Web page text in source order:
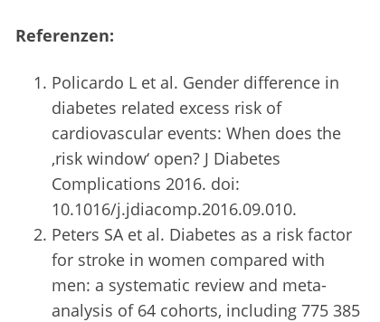
Referenzen:
Policardo L et al. Gender difference in
diabetes related excess risk of
cardiovascular events: When does the
‚risk window‘ open? J Diabetes
Complications 2016. doi:
10.1016/j.jdiacomp.2016.09.010.
Peters SA et al. Diabetes as a risk factor
for stroke in women compared with
men: a systematic review and meta-
analysis of 64 cohorts, including 775 385